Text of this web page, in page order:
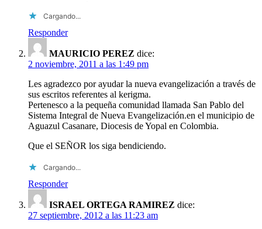
Cargando...
Responder
MAURICIO PEREZ dice:
2 noviembre, 2011 a las 1:49 pm
Les agradezco por ayudar la nueva evangelización a través de
sus escritos referentes al kerigma.
Pertenesco a la pequeña comunidad llamada San Pablo del
Sistema Integral de Nueva Evangelización.en el municipio de
Aguazul Casanare, Diocesis de Yopal en Colombia.
Que el SEÑOR los siga bendiciendo.
Cargando...
Responder
ISRAEL ORTEGA RAMIREZ dice:
27 septiembre, 2012 a las 11:23 am